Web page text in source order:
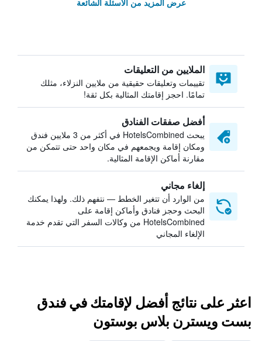
عرض المزيد من الأسئلة الشائعة
الملايين من التعليقات
تقييمات وتعليقات حقيقية من ملايين النزلاء، مثلك
تمامًا. احجز إقامتك المثالية بكل ثقة!
أفضل صفقات الفنادق
يبحث HotelsCombined في أكثر من 3 ملايين فندق
ومكان إقامة ويجمعهم في مكان واحد حتى تتمكن من
مقارنة أماكن الإقامة المثالية.
إلغاء مجاني
من الوارد أن تتغير الخطط — نتفهم ذلك. ولهذا يمكنك
البحث وحجز فنادق وأماكن إقامة على
HotelsCombined من وكالات السفر التي تقدم خدمة
الإلغاء المجاني
اعثر على نتائج أفضل لإقامتك في فندق
بست ويسترن بلاس بوستون